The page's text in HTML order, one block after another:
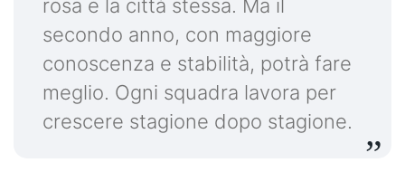
rosa e la città stessa. Ma il
secondo anno, con maggiore
conoscenza e stabilità, potrà fare
meglio. Ogni squadra lavora per
crescere stagione dopo stagione.